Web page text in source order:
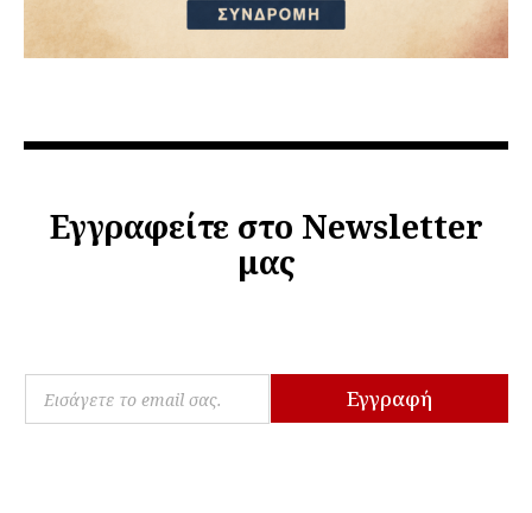
Εγγραφείτε στο Newsletter
μας
E
a
Εγγραφή